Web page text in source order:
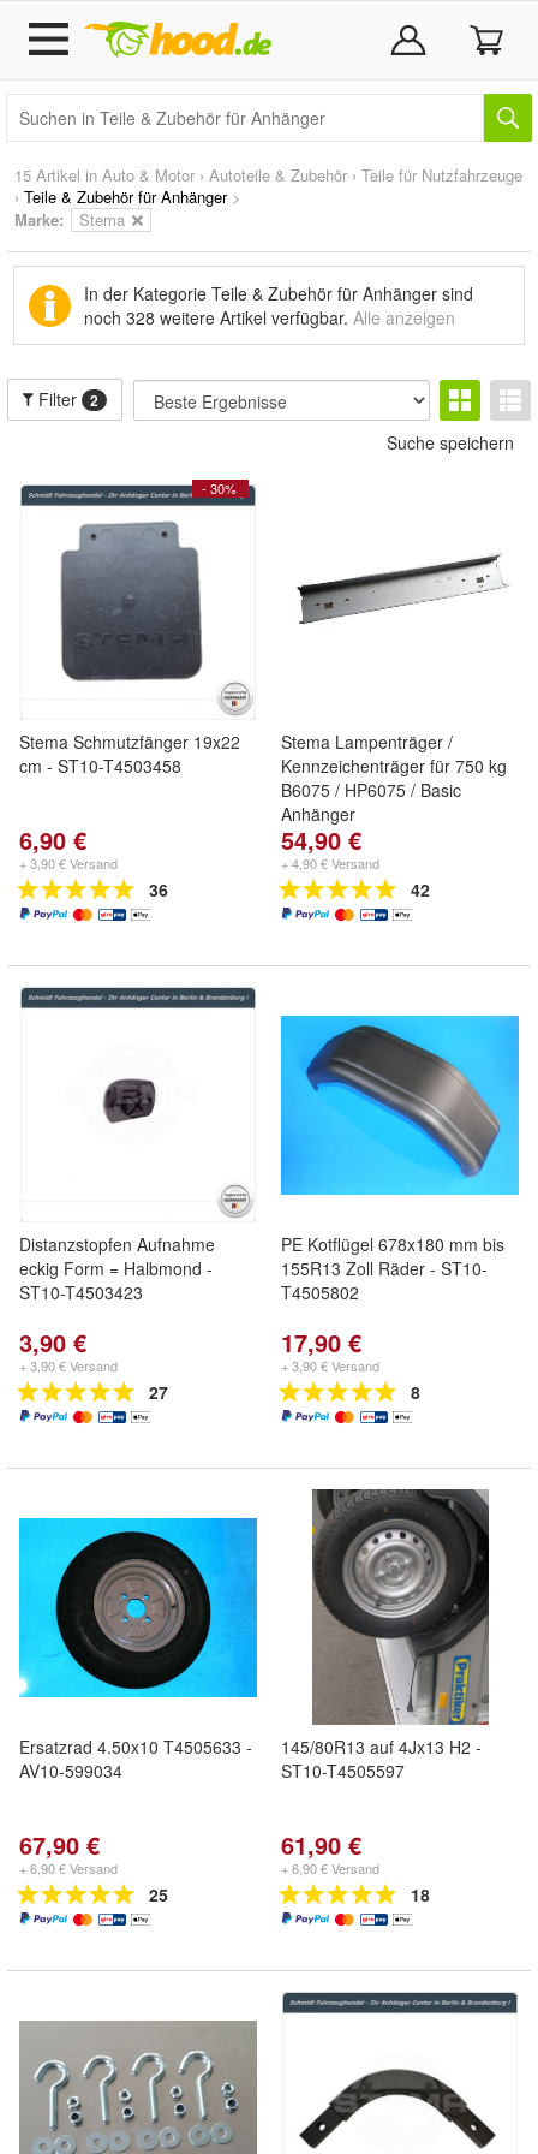
15 Artikel in Auto & Motor › Autoteile & Zubehör › Teile für Nutzfahrzeuge
› Teile & Zubehör für Anhänger>
Marke: Stema
In der Kategorie Teile & Zubehör für Anhänger sind
noch 328 weitere Artikel verfügbar. Alle anzeigen
Filter 2
Suche speichern
- 30%
Stema Schmutzfänger 19x22
cm - ST10-T4503458
6,90 €
+ 3,90 € Versand
36
Stema Lampenträger /
Kennzeichenträger für 750 kg
B6075 / HP6075 / Basic
Anhänger
54,90 €
+ 4,90 € Versand
42
Distanzstopfen Aufnahme
eckig Form = Halbmond -
ST10-T4503423
3,90 €
+ 3,90 € Versand
27
PE Kotflügel 678x180 mm bis
155R13 Zoll Räder - ST10-
T4505802
17,90 €
+ 3,90 € Versand
8
Ersatzrad 4.50x10 T4505633 -
AV10-599034
67,90 €
+ 6,90 € Versand
25
145/80R13 auf 4Jx13 H2 -
ST10-T4505597
61,90 €
+ 6,90 € Versand
18